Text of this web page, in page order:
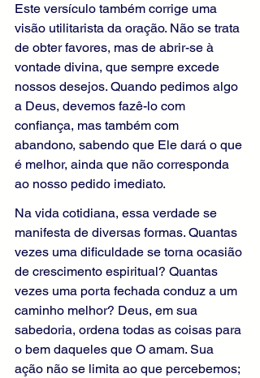
Este versículo também corrige uma
visão utilitarista da oração. Não se trata
de obter favores, mas de abrir-se à
vontade divina, que sempre excede
nossos desejos. Quando pedimos algo
a Deus, devemos fazê-lo com
confiança, mas também com
abandono, sabendo que Ele dará o que
é melhor, ainda que não corresponda
ao nosso pedido imediato.
Na vida cotidiana, essa verdade se
manifesta de diversas formas. Quantas
vezes uma dificuldade se torna ocasião
de crescimento espiritual? Quantas
vezes uma porta fechada conduz a um
caminho melhor? Deus, em sua
sabedoria, ordena todas as coisas para
o bem daqueles que O amam. Sua
ação não se limita ao que percebemos;